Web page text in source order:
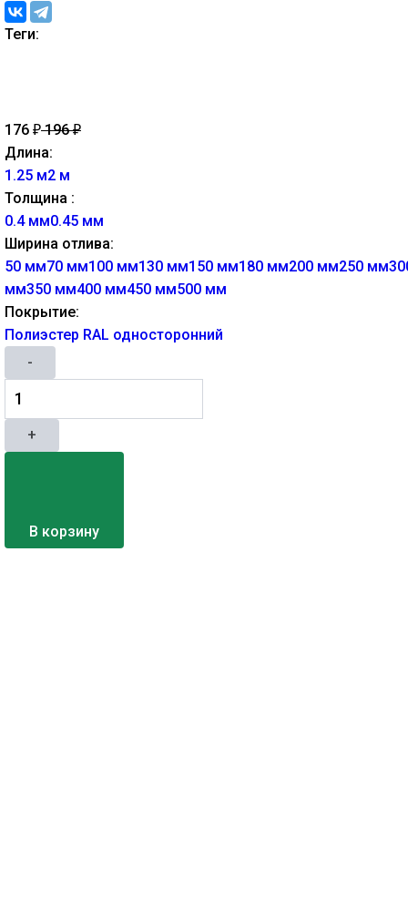
Теги:
176 ₽196₽
Длина:
1.25 м2 м
Толщина :
0.4 мм0.45 мм
Ширина отлива:
50 мм70 мм100 мм130 мм150 мм180 мм200 мм250 мм
мм350 мм400 мм450 мм500 мм
Покрытие:
Полиэстер RAL односторонний
-
+
В корзину